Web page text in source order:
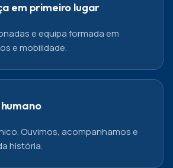
em primeiro lugar
e equipa formada em
e mobilidade.
Ouvimos, acompanhamos e
história.